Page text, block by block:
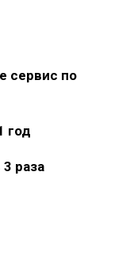
сервис по
год
раза